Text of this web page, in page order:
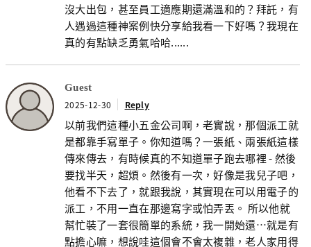
沒大出包，甚至員工適應期還滿溫和的？拜託，有
人遇過這種神案例快分享給我看一下好嗎？我現在
真的有點缺乏勇氣哈哈......
Guest
2025-12-30 Reply
以前我們這種小五金公司啊，老實說，那個派工就
是都靠手寫單子。你知道嗎？一張紙、兩張紙這樣
傳來傳去，有時候真的不知道單子跑去哪裡 - 然後
要找半天，超煩。然後有一次，好像是我兒子吧，
他看不下去了，就跟我說，其實現在可以用電子的
派工，不用一直在那邊寫字或怕弄丟。 所以他就
幫忙裝了一套很簡單的系統，我一開始還…就是有
點擔心嘛，想說哇這個會不會太複雜，老人家用得